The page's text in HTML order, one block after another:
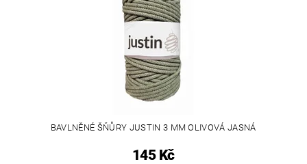
BAVLNĚNÉ ŠŇŮRY JUSTIN 3 MM OLIVOVÁ JASNÁ
145 Kč